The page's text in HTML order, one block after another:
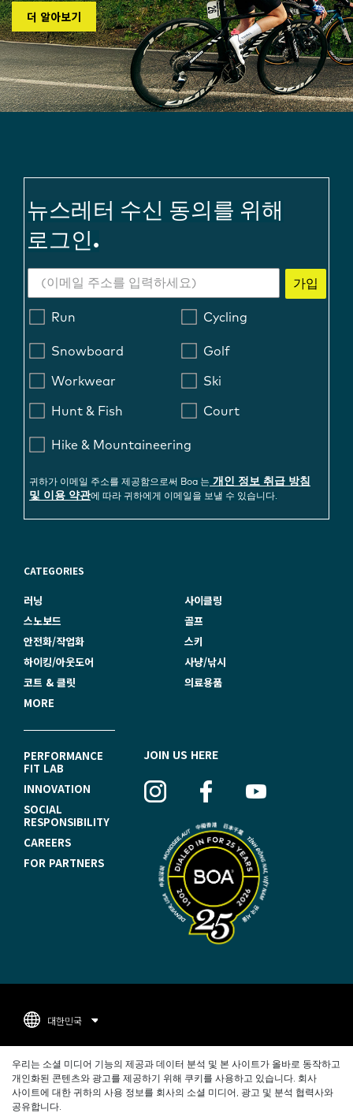
더 알아보기
뉴스레터 수신 동의를 위해
로그인.
가입
Run Cycling
Snowboard Golf
Workwear Ski
Hunt & Fish Court
Hike & Mountaineering
귀하가 이메일 주소를 제공함으로써 Boa 는 개인 정보 취급 방침
및 이용 약관에 따라 귀하에게 이메일을 보낼 수 있습니다.
CATEGORIES
러닝
사이클링
스노보드
골프
안전화/작업화
스키
하이킹/아웃도어
사냥/낚시
코트 & 클릿
의료용품
MORE
F
O
O
T
E
I
G
A
T
I
PERFORMANCE
FIT LAB
INNOVATION
SOCIAL
RESPONSIBILITY
CAREERS
FOR PARTNERS
JOIN US HERE
F
O
지적재산권
개인정보 보호정책
대한민국
우리는 소셜 미디어 기능의 제공과 데이터 분석 및 본 사이트가 올바로 동작하고
개인화된 콘텐츠와 광고를 제공하기 위해 쿠키를 사용하고 있습니다. 회사
사이트에 대한 귀하의 사용 정보를 회사의 소셜 미디어, 광고 및 분석 협력사와
공유합니다.